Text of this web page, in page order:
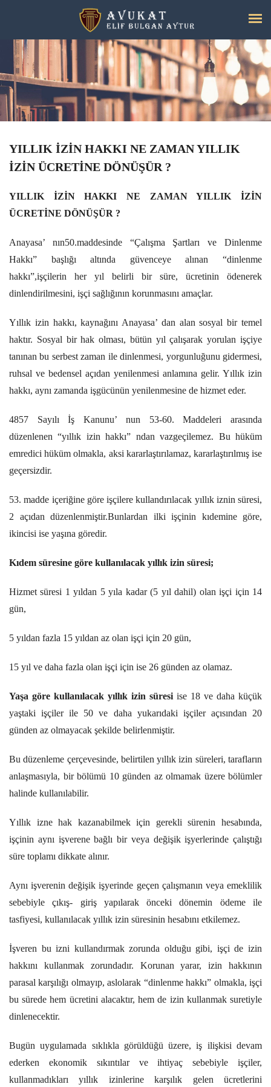
YILLIK İZİN HAKKI NE ZAMAN YILLIK
İZİN ÜCRETİNE DÖNÜŞÜR ?
YILLIK İZİN HAKKI NE ZAMAN YILLIK İZİN
ÜCRETİNE DÖNÜŞÜR ?
Anayasa’ nın50.maddesinde “Çalışma Şartları ve Dinlenme
Hakkı” başlığı altında güvenceye alınan “dinlenme
hakkı”,işçilerin her yıl belirli bir süre, ücretinin ödenerek
dinlendirilmesini, işçi sağlığının korunmasını amaçlar.
Yıllık izin hakkı, kaynağını Anayasa’ dan alan sosyal bir temel
haktır. Sosyal bir hak olması, bütün yıl çalışarak yorulan işçiye
tanınan bu serbest zaman ile dinlenmesi, yorgunluğunu gidermesi,
ruhsal ve bedensel açıdan yenilenmesi anlamına gelir. Yıllık izin
hakkı, aynı zamanda işgücünün yenilenmesine de hizmet eder.
4857 Sayılı İş Kanunu’ nun 53-60. Maddeleri arasında
düzenlenen “yıllık izin hakkı” ndan vazgeçilemez. Bu hüküm
emredici hüküm olmakla, aksi kararlaştırılamaz, kararlaştırılmış ise
geçersizdir.
53. madde içeriğine göre işçilere kullandırılacak yıllık iznin süresi,
2 açıdan düzenlenmiştir.Bunlardan ilki işçinin kıdemine göre,
ikincisi ise yaşına göredir.
Kıdem süresine göre kullanılacak yıllık izin süresi;
Hizmet süresi 1 yıldan 5 yıla kadar (5 yıl dahil) olan işçi için 14
gün,
5 yıldan fazla 15 yıldan az olan işçi için 20 gün,
15 yıl ve daha fazla olan işçi için ise 26 günden az olamaz.
Yaşa göre kullanılacak yıllık izin süresi ise 18 ve daha küçük
yaştaki işçiler ile 50 ve daha yukarıdaki işçiler açısından 20
günden az olmayacak şekilde belirlenmiştir.
Bu düzenleme çerçevesinde, belirtilen yıllık izin süreleri, tarafların
anlaşmasıyla, bir bölümü 10 günden az olmamak üzere bölümler
halinde kullanılabilir.
Yıllık izne hak kazanabilmek için gerekli sürenin hesabında,
işçinin aynı işverene bağlı bir veya değişik işyerlerinde çalıştığı
süre toplamı dikkate alınır.
Aynı işverenin değişik işyerinde geçen çalışmanın veya emeklilik
sebebiyle çıkış- giriş yapılarak önceki dönemin ödeme ile
tasfiyesi, kullanılacak yıllık izin süresinin hesabını etkilemez.
İşveren bu izni kullandırmak zorunda olduğu gibi, işçi de izin
hakkını kullanmak zorundadır. Korunan yarar, izin hakkının
parasal karşılığı olmayıp, aslolarak “dinlenme hakkı” olmakla, işçi
bu sürede hem ücretini alacaktır, hem de izin kullanmak suretiyle
dinlenecektir.
Bugün uygulamada sıklıkla görüldüğü üzere, iş ilişkisi devam
ederken ekonomik sıkıntılar ve ihtiyaç sebebiyle işçiler,
kullanmadıkları yıllık izinlerine karşılık gelen ücretlerini